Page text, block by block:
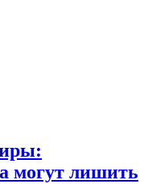
могут лишить